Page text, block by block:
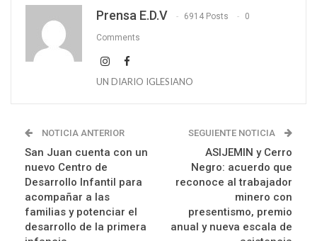
Prensa E.D.V 6914 Posts 0
Comments
UN DIARIO IGLESIANO
NOTICIA ANTERIOR
San Juan cuenta con un
nuevo Centro de
Desarrollo Infantil para
acompañar a las
familias y potenciar el
desarrollo de la primera
SEGUIENTE NOTICIA
ASIJEMIN y Cerro
Negro: acuerdo que
reconoce al trabajador
minero con
presentismo, premio
anual y nueva escala de